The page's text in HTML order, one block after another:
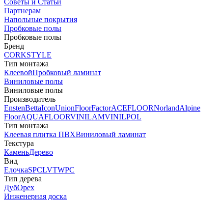
Советы и Статьи
Партнерам
Напольные покрытия
Пробковые полы
Пробковые полы
Бренд
CORKSTYLE
Тип монтажа
КлеевойПробковый ламинат
Виниловые полы
Виниловые полы
Производитель
EnstenBettaIconUnionFloorFactorACEFLOORNorlandAlpine
FloorAQUAFLOORVINILAMVINILPOL
Тип монтажа
Клеевая плитка ПВХВиниловый ламинат
Текстура
КаменьДерево
Вид
ЕлочкаSPCLVTWPC
Тип дерева
ДубОрех
Инженерная доска